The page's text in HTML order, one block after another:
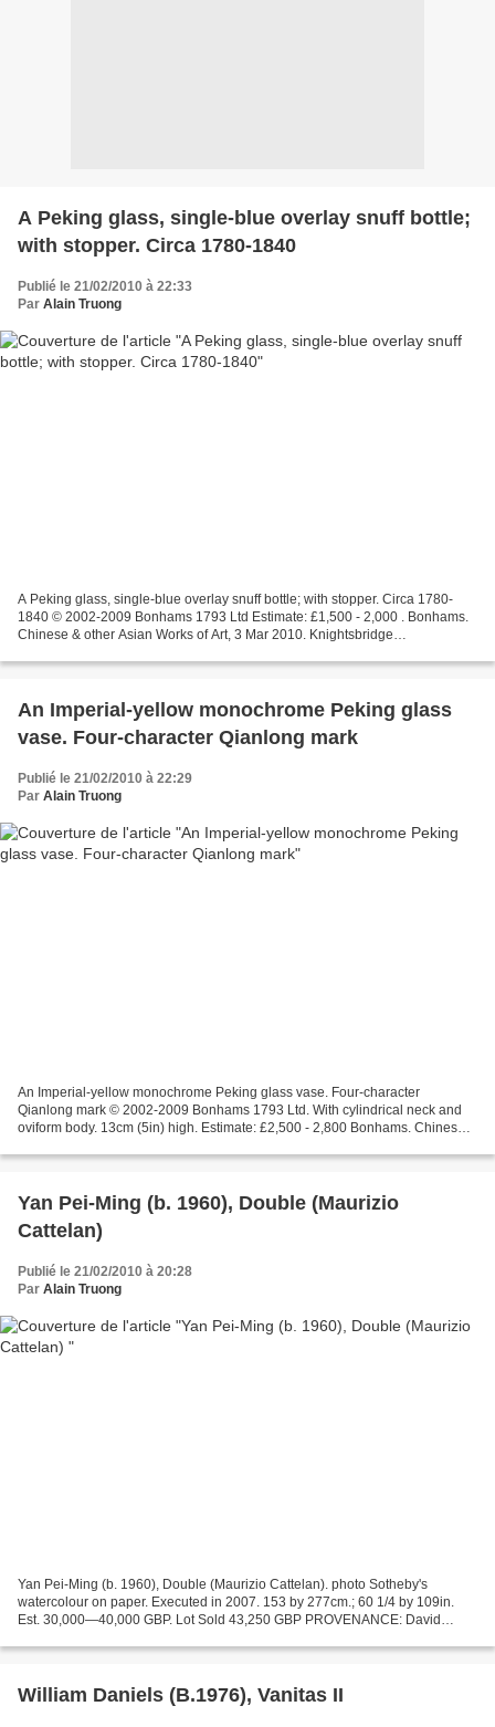
A Peking glass, single-blue overlay snuff bottle;
with stopper. Circa 1780-1840
Publié le 21/02/2010 à 22:33
Par Alain Truong
A Peking glass, single-blue overlay snuff bottle; with stopper. Circa 1780-
1840 © 2002-2009 Bonhams 1793 Ltd Estimate: £1,500 - 2,000 . Bonhams.
Chinese & other Asian Works of Art, 3 Mar 2010. Knightsbridge
An Imperial-yellow monochrome Peking glass
vase. Four-character Qianlong mark
Publié le 21/02/2010 à 22:29
Par Alain Truong
An Imperial-yellow monochrome Peking glass vase. Four-character
Qianlong mark © 2002-2009 Bonhams 1793 Ltd. With cylindrical neck and
oviform body. 13cm (5in) high. Estimate: £2,500 - 2,800 Bonhams. Chinese &
Yan Pei-Ming (b. 1960), Double (Maurizio
Cattelan)
Publié le 21/02/2010 à 20:28
Par Alain Truong
Yan Pei-Ming (b. 1960), Double (Maurizio Cattelan). photo Sotheby's
watercolour on paper. Executed in 2007. 153 by 277cm.; 60 1/4 by 109in.
Est. 30,000—40,000 GBP. Lot Sold 43,250 GBP PROVENANCE: David
William Daniels (B.1976), Vanitas II